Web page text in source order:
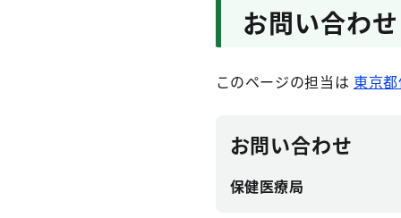
お問い合わせ
このページの担当は 東京
お問い合わせ
保健医療局